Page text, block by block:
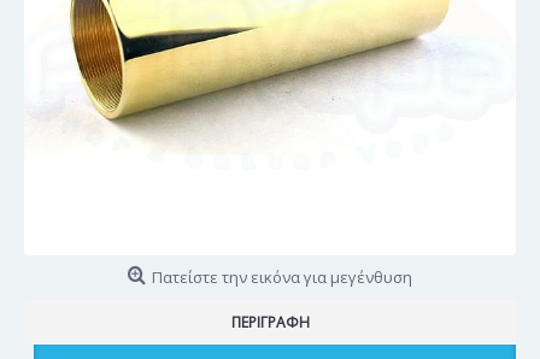
Πατείστε την εικόνα για μεγένθυση
ΠΕΡΙΓΡΑΦΉ